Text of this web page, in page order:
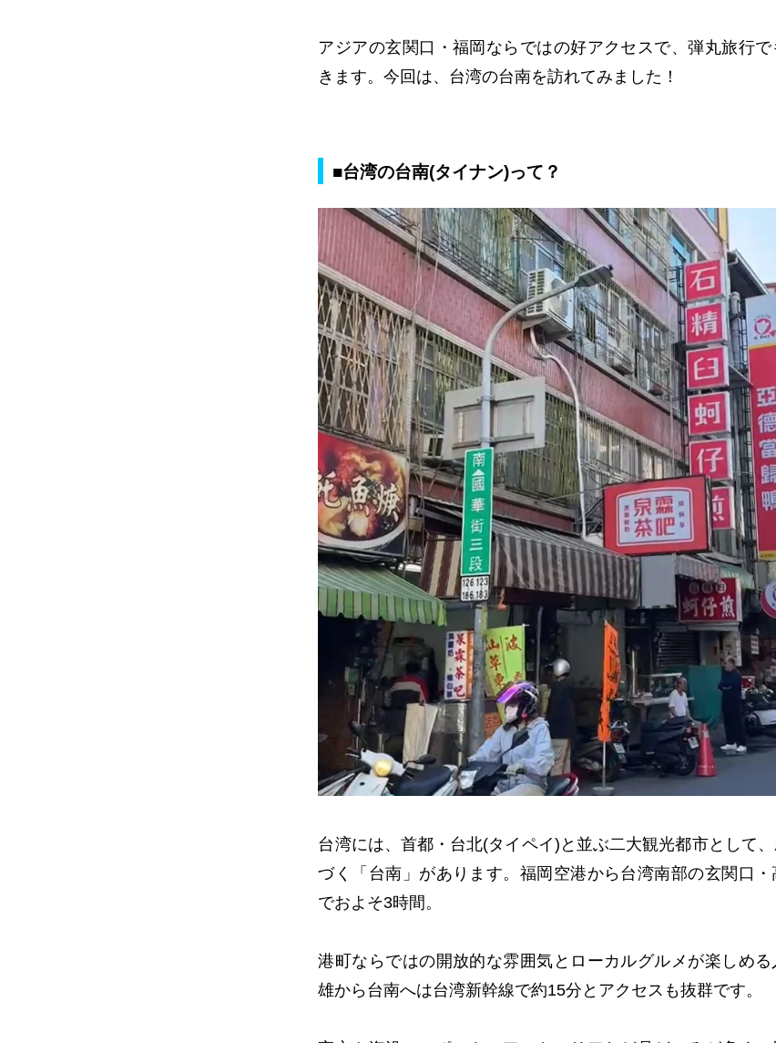
アジアの玄関口・福岡ならではの好アクセスで、弾丸旅行
きます。今回は、台湾の台南を訪れてみました！
■台湾の台南(タイナン)って？
台湾には、首都・台北(タイペイ)と並ぶ二大観光都市として
づく「台南」があります。福岡空港から台湾南部の玄関口
でおよそ3時間。
港町ならではの開放的な雰囲気とローカルグルメが楽しめ
雄から台南へは台湾新幹線で約15分とアクセスも抜群です。